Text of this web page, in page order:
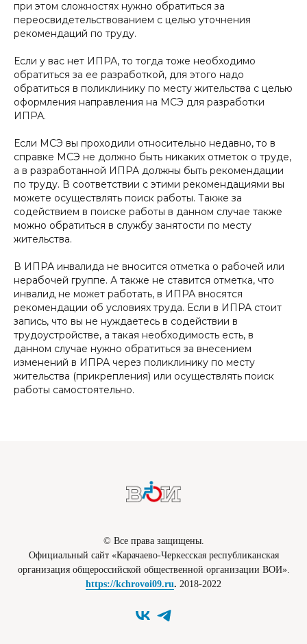
при этом сложностях нужно обратиться за
переосвидетельствованием с целью уточнения
рекомендаций по труду.
Если у вас нет ИПРА, то тогда тоже необходимо
обратиться за ее разработкой, для этого надо
обратиться в поликлинику по месту жительства с целью
оформления направления на МСЭ для разработки
ИПРА.
Если МСЭ вы проходили относительно недавно, то в
справке МСЭ не должно быть никаких отметок о труде,
а в разработанной ИПРА должны быть рекомендации
по труду. В соответствии с этими рекомендациями вы
можете осуществлять поиск работы. Также за
содействием в поиске работы в данном случае также
можно обратиться в службу занятости по месту
жительства.
В ИПРА инвалида не вносится отметка о рабочей или
нерабочей группе. А также не ставится отметка, что
инвалид не может работать, в ИПРА вносятся
рекомендации об условиях труда. Если в ИПРА стоит
запись, что вы не нуждаетесь в содействии в
трудоустройстве, а такая необходимость есть, в
данном случае нужно обратиться за внесением
изменений в ИПРА через поликлинику по месту
жительства (прикрепления) или осуществлять поиск
работы самостоятельно.
© Все права защищены.
Официальный сайт «Карачаево-Черкесская республиканская
организация общероссийской общественной организации ВОИ».
https://kchrovoi09.ru. 2018-2022